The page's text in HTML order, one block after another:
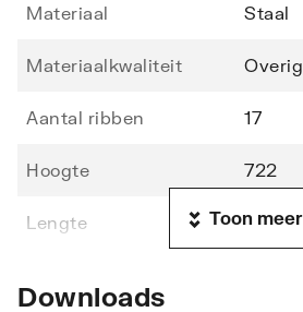
Materiaal Staal
Materiaalkwaliteit Overig
Aantal ribben 17
Hoogte 722
Lengte 500
Toon meer
Downloads